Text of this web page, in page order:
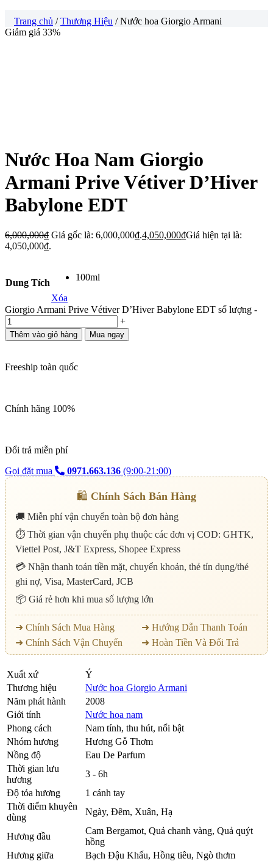
Trang chủ /Thương Hiệu / Nước hoa Giorgio Armani
Giảm giá 33%
Nước Hoa Nam Giorgio
Armani Prive Vétiver D’Hiver
Babylone EDT
6,000,000₫ Giá gốc là: 6,000,000₫.4,050,000₫Giá hiện tại là:
4,050,000₫.
Dung Tích
100ml
Xóa
Giorgio Armani Prive Vétiver D’Hiver Babylone EDT số lượng -
+
Thêm vào giỏ hàng Mua ngay
Freeship toàn quốc
Chính hãng 100%
Đổi trả miễn phí
Gọi đặt mua
0971.663.136 (9:00-21:00)
🛍️ Chính Sách Bán Hàng
🚚 Miễn phí vận chuyển toàn bộ đơn hàng
⏱️ Thời gian vận chuyển phụ thuộc các đơn vị COD: GHTK,
Viettel Post, J&T Express, Shopee Express
💳 Nhận thanh toán tiền mặt, chuyển khoản, thẻ tín dụng/thẻ
ghi nợ, Visa, MasterCard, JCB
📦 Giá rẻ hơn khi mua số lượng lớn
➜ Chính Sách Mua Hàng
➜ Hướng Dẫn Thanh Toán
➜ Chính Sách Vận Chuyển
➜ Hoàn Tiền Và Đổi Trả
Xuất xứ
Ý
Thương hiệu
Nước hoa Giorgio Armani
Năm phát hành
2008
Giới tính
Nước hoa nam
Phong cách
Nam tính, thu hút, nổi bật
Nhóm hương
Hương Gỗ Thơm
Nồng độ
Eau De Parfum
Thời gian lưu
hương
3 - 6h
Độ tỏa hương
1 cánh tay
Thời điểm khuyên
dùng
Ngày, Đêm, Xuân, Hạ
Hương đầu
Cam Bergamot, Quả chanh vàng, Quả quýt
hồng
Hương giữa
Bạch Đậu Khấu, Hồng tiêu, Ngò thơm